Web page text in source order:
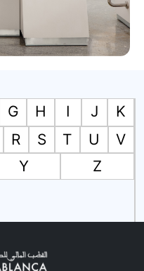
G H I J
K
R S T U
V
Y Z